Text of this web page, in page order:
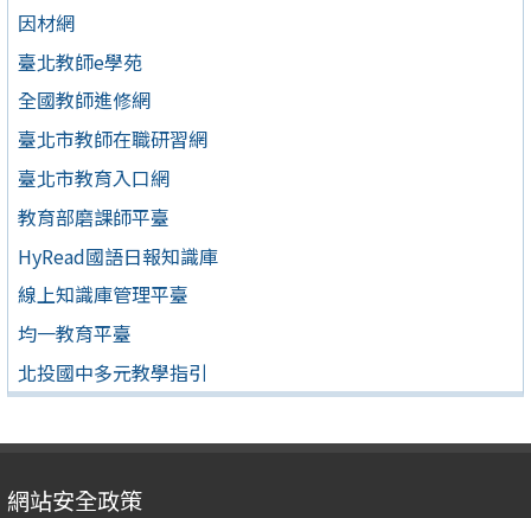
因材網
臺北教師e學苑
全國教師進修網
臺北市教師在職研習網
臺北市教育入口網
教育部磨課師平臺
HyRead國語日報知識庫
線上知識庫管理平臺
均一教育平臺
北投國中多元教學指引
網站安全政策